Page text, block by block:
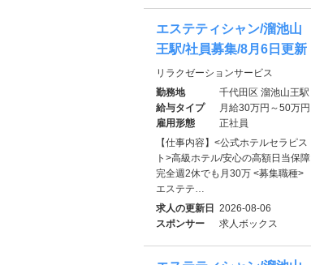
エステティシャン/溜池山
王駅/社員募集/8月6日更新
リラクゼーションサービス
勤務地
千代田区 溜池山王駅
給与タイプ
月給30万円～50万円
雇用形態
正社員
【仕事内容】<公式ホテルセラピス
ト>高級ホテル/安心の高額日当保障
完全週2休でも月30万 <募集職種>
エステテ…
求人の更新日 2026-08-06
スポンサー
求人ボックス